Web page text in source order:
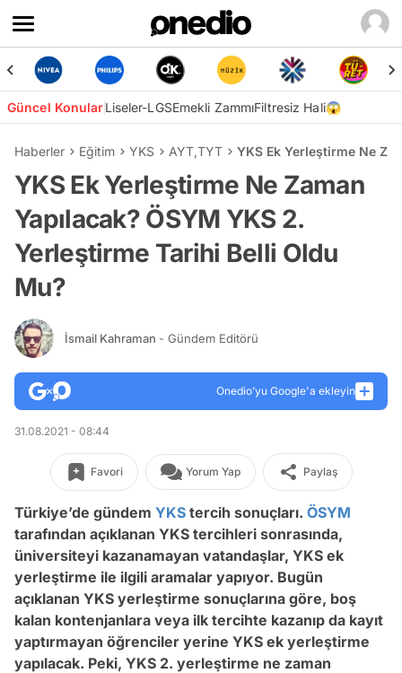
Güncel KonularLiseler-LGSEmekli ZammıFiltresiz Hali😱
Haberler Eğitim YKS AYT,TYT YKS Ek Yerleştirme Ne
YKS Ek Yerleştirme Ne Zaman
Yapılacak? ÖSYM YKS 2.
Yerleştirme Tarihi Belli Oldu
Mu?
İsmail Kahraman - Gündem Editörü
Onedio’yu Google'a ekleyin
31.08.2021 - 08:44
Favori Yorum Yap Paylaş
Türkiye’de gündem YKS tercih sonuçları. ÖSYM
tarafından açıklanan YKS tercihleri sonrasında,
üniversiteyi kazanamayan vatandaşlar, YKS ek
yerleştirme ile ilgili aramalar yapıyor. Bugün
açıklanan YKS yerleştirme sonuçlarına göre, boş
kalan kontenjanlara veya ilk tercihte kazanıp da kayıt
yaptırmayan öğrenciler yerine YKS ek yerleştirme
yapılacak. Peki, YKS 2. yerleştirme ne zaman